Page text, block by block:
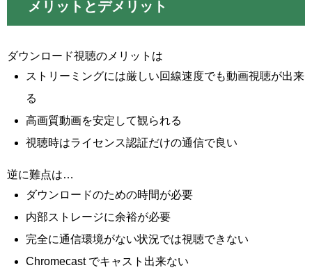
メリットとデメリット
ダウンロード視聴のメリットは
ストリーミングには厳しい回線速度でも動画視聴が出来
る
高画質動画を安定して観られる
視聴時はライセンス認証だけの通信で良い
逆に難点は…
ダウンロードのための時間が必要
内部ストレージに余裕が必要
完全に通信環境がない状況では視聴できない
Chromecast でキャスト出来ない